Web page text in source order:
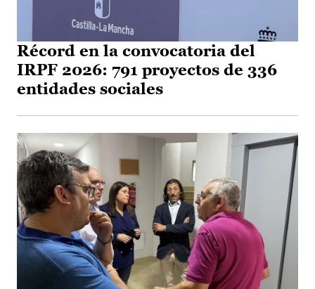
Récord en la convocatoria del
IRPF 2026: 791 proyectos de 336
entidades sociales